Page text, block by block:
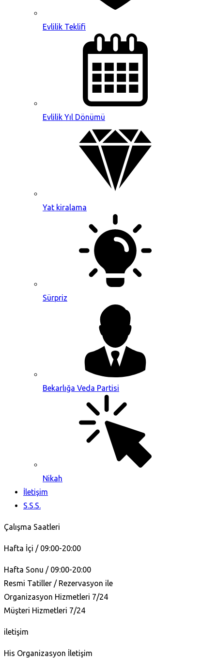
Evlilik Teklifi
Evlilik Yıl Dönümü
Yat kiralama
Sürpriz
Bekarlığa Veda Partisi
Nikah
İletişim
S.S.S.
Çalışma Saatleri
Hafta İçi / 09:00-20:00
Hafta Sonu / 09:00-20:00
Resmi Tatiller / Rezervasyon ile
Organizasyon Hizmetleri 7/24
Müşteri Hizmetleri 7/24
iletişim
His Organizasyon İletişim